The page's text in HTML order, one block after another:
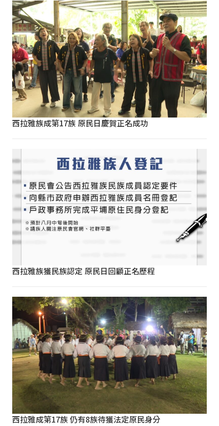
西拉雅族成第17族 原民日慶賀正名成功
西拉雅族獲民族認定 原民日回顧正名歷程
西拉雅成第17族 仍有8族待獲法定原民身分